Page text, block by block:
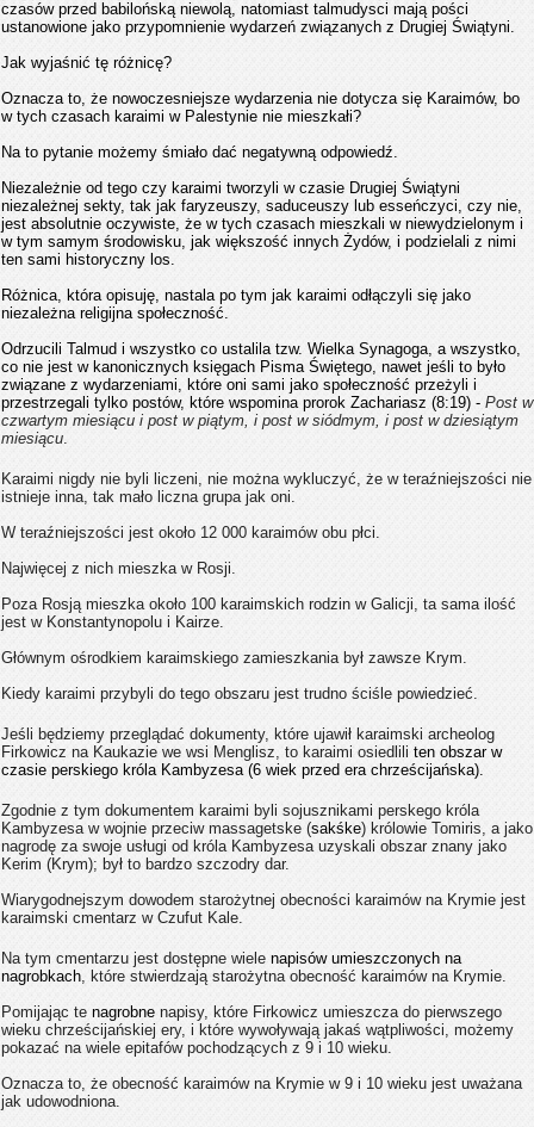
czasów przed babilońską niewolą, natomiast talmudysci mają pości
ustanowione jako przypomnienie wydarzeń związanych z Drugiej Świątyni.
Jak wyjaśnić tę różnicę?
Oznacza to, że nowoczesniejsze wydarzenia nie dotycza się Karaimów, bo
w tych czasach karaimi w Palestynie nie mieszkałi?
Na to pytanie możemy śmiało dać negatywną odpowiedź.
Niezależnie od tego czy karaimi tworzyli w czasie Drugiej Świątyni
niezależnej sekty, tak jak faryzeuszy, saduceuszy lub esseńczyci, czy nie,
jest absolutnie oczywiste, że w tych czasach mieszkali w niewydzielonym i
w tym samym środowisku, jak większość innych Żydów, i podzielali z nimi
ten sami historyczny los.
Różnica, która opisuję, nastala po tym jak karaimi odłączyli się jako
niezależna religijna społeczność.
Odrzucili Talmud i wszystko co ustalila tzw. Wielka Synagoga, a wszystko,
co nie jest w kanonicznych księgach Pisma Świętego, nawet jeśli to było
związane z wydarzeniami, które oni sami jako społeczność przeżyli i
przestrzegali tylko postów, które wspomina prorok Zachariasz (8:19) - Post w
czwartym miesiącu i post w piątym, i post w siódmym, i post w dziesiątym
miesiącu.
Karaimi nigdy nie byli liczeni, nie można wykluczyć, że w teraźniejszości nie
istnieje inna, tak mało liczna grupa jak oni.
W teraźniejszości jest około 12 000 karaimów obu płci.
Najwięcej z nich mieszka w Rosji.
Poza Rosją mieszka około 100 karaimskich rodzin w Galicji, ta sama ilość
jest w Konstantynopolu i Kairze.
Głównym ośrodkiem karaimskiego zamieszkania był zawsze Krym.
Kiedy karaimi przybyli do tego obszaru jest trudno ściśle powiedzieć.
Jeśli będziemy przeglądać dokumenty, które ujawił karaimski archeolog
Firkowicz na Kaukazie we wsi Menglisz, to karaimi osiedlili ten obszar w
czasie perskiego króla Kambyzesa (6 wiek przed era chrześcijańska).
Zgodnie z tym dokumentem karaimi byli sojusznikami perskego króla
Kambyzesa w wojnie przeciw massagetske (sakśke) królowie Tomiris, a jako
nagrodę za swoje usługi od króla Kambyzesa uzyskali obszar znany jako
Kerim (Krym); był to bardzo szczodry dar.
Wiarygodnejszym dowodem starożytnej obecności karaimów na Krymie jest
karaimski cmentarz w Czufut Kale.
Na tym cmentarzu jest dostępne wiele napisów umieszczonych na
nagrobkach, które stwierdzają starożytna obecność karaimów na Krymie.
Pomijając te nagrobne napisy, które Firkowicz umieszcza do pierwszego
wieku chrześcijańskiej ery, i które wywoływają jakaś wątpliwości, możemy
pokazać na wiele epitafów pochodzących z 9 i 10 wieku.
Oznacza to, że obecność karaimów na Krymie w 9 i 10 wieku jest uważana
jak udowodniona.